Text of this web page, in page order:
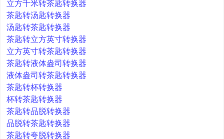
立方千米转茶匙转换器
茶匙转汤匙转换器
汤匙转茶匙转换器
茶匙转立方英寸转换器
立方英寸转茶匙转换器
茶匙转液体盎司转换器
液体盎司转茶匙转换器
茶匙转杯转换器
杯转茶匙转换器
茶匙转品脱转换器
品脱转茶匙转换器
茶匙转夸脱转换器